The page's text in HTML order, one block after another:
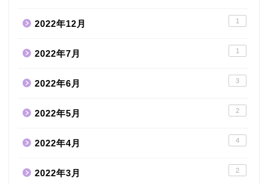
2022年12月 1
2022年7月 1
2022年6月 3
2022年5月 2
2022年4月 4
2022年3月 2